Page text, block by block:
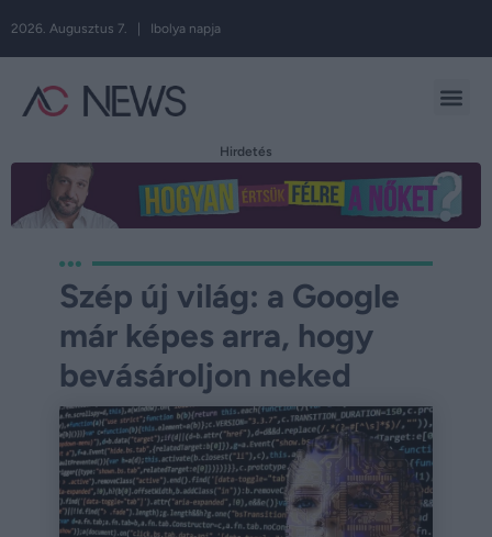
2026. Augusztus 7. | Ibolya napja
Hirdetés
Szép új világ: a Google
már képes arra, hogy
bevásároljon neked